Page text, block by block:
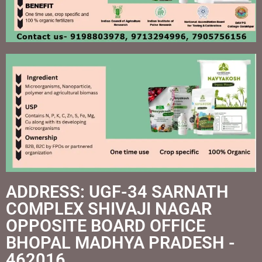
ADDRESS: UGF-34 SARNATH
COMPLEX SHIVAJI NAGAR
OPPOSITE BOARD OFFICE
BHOPAL MADHYA PRADESH -